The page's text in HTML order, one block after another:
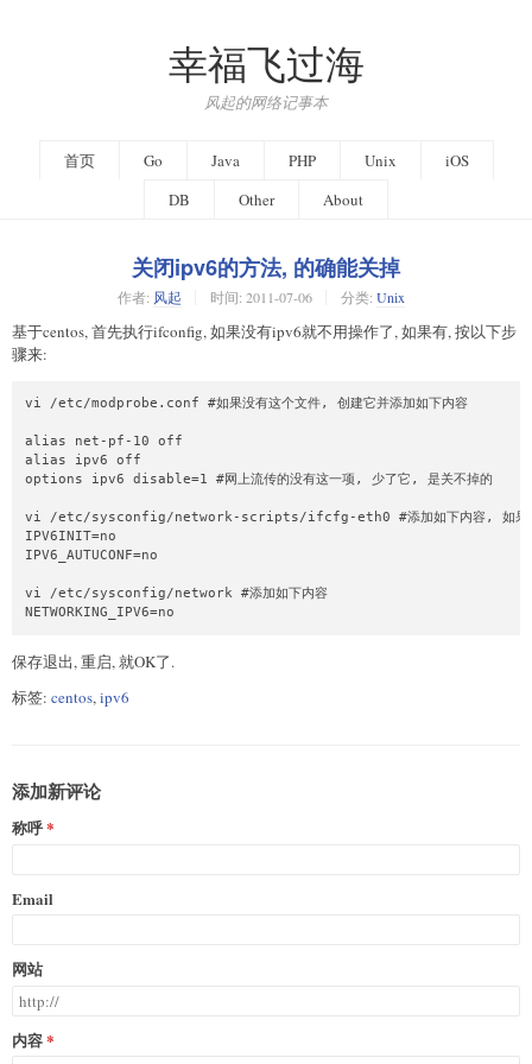
幸福飞过海
风起的网络记事本
首页 Go Java PHP Unix
iOS
DB
Other About
关闭ipv6的方法, 的确能关掉
作者: 风起 时间: 2011-07-06 分类: Unix
基于centos, 首先执行ifconfig, 如果没有ipv6就不用操作了, 如果有, 按以下步
骤来:
vi /etc/modprobe.conf #如果没有这个文件, 创建它并添加如下内容
alias net-pf-10 off
alias ipv6 off
options ipv6 disable=1 #网上流传的没有这一项, 少了它, 是关不掉的
vi /etc/sysconfig/network-scripts/ifcfg-eth0 #添加如下内容, 如果你有
IPV6INIT=no
IPV6_AUTUCONF=no
vi /etc/sysconfig/network #添加如下内容
保存退出, 重启, 就OK了.
标签: centos,ipv6
添加新评论
称呼
Email
网站
内容